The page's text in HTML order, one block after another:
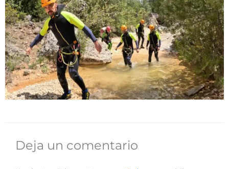
Deja un comentario